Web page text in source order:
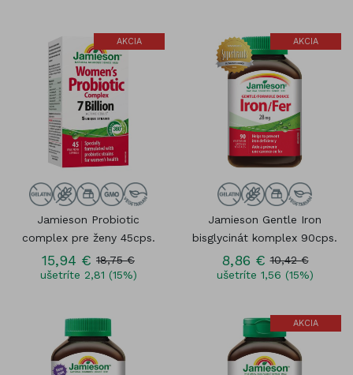
AKCIA
Jamieson Probiotic
complex pre ženy 45cps.
15,94 € 18,75 €
ušetríte 2,81 (15%)
AKCIA
Jamieson Gentle Iron
bisglycinát komplex 90cps.
8,86 € 10,42 €
ušetríte 1,56 (15%)
AKCIA